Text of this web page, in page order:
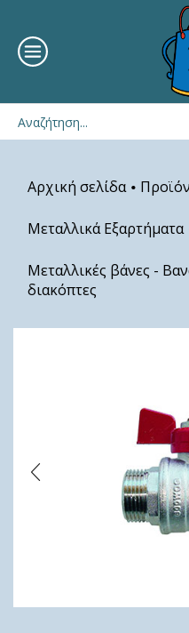
Αρχική σελίδα •
Μεταλλικά Εξαρτήματα
Μεταλλικές βάνες -
διακόπτες